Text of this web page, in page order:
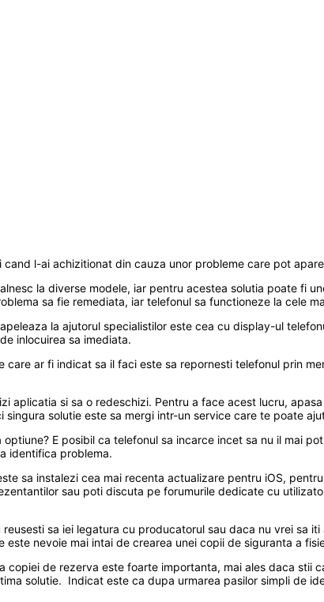
l-ai achizitionat din cauza unor probleme care pot
la diverse modele, iar pentru acestea solutia poate fi
sa fie remediata, iar telefonul sa functioneze la cele
la ajutorul specialistilor este cea cu display-ul
inlocuirea sa imediata.
ar fi indicat sa il faci este sa repornesti telefonul prin
aplicatia si sa o redeschizi. Pentru a face acest lucru,
solutie este sa mergi intr-un service care te poate
E posibil ca telefonul sa incarce incet sa nu il mai
identifica problema.
sa instalezi cea mai recenta actualizare pentru iOS,
sau poti discuta pe forumurile dedicate cu
sa iei legatura cu producatorul sau daca nu vrei sa
nevoie mai intai de crearea unei copii de siguranta a
de rezerva este foarte importanta, mai ales daca stii
solutie. Indicat este ca dupa urmarea pasilor simpli de